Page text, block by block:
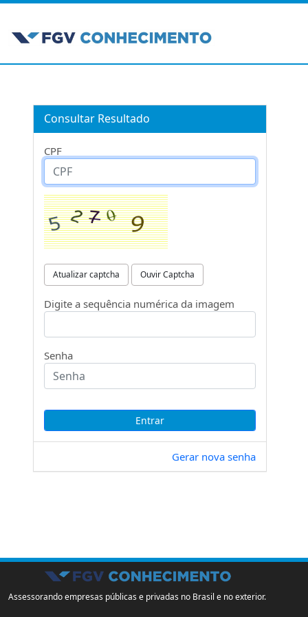
Consultar Resultado
CPF
Atualizar captcha Ouvir Captcha
Digite a sequência numérica da imagem
Senha
Gerar nova senha
Assessorando empresas públicas e privadas no Brasil e no exterior.